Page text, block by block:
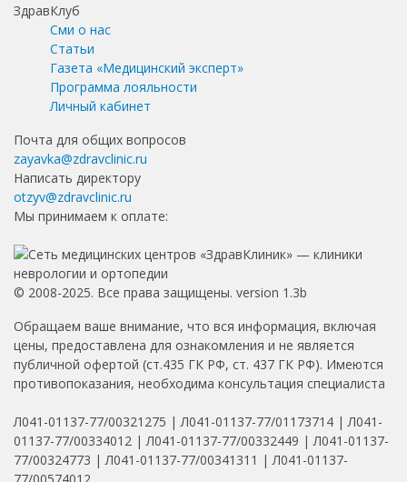
ЗдравКлуб
Сми о нас
Статьи
Газета «Медицинский эксперт»
Программа лояльности
Личный кабинет
Почта для общих вопросов
zayavka@zdravclinic.ru
Написать директору
otzyv@zdravclinic.ru
Мы принимаем к оплате:
© 2008-2025. Все права защищены. version 1.3b
Обращаем ваше внимание, что вся информация, включая
цены, предоставлена для ознакомления и не является
публичной офертой (ст.435 ГК РФ, ст. 437 ГК РФ). Имеются
противопоказания, необходима консультация специалиста
Л041-01137-77/00321275 | Л041-01137-77/01173714 | Л041-
01137-77/00334012 | Л041-01137-77/00332449 | Л041-01137-
77/00324773 | Л041-01137-77/00341311 | Л041-01137-
77/00574012